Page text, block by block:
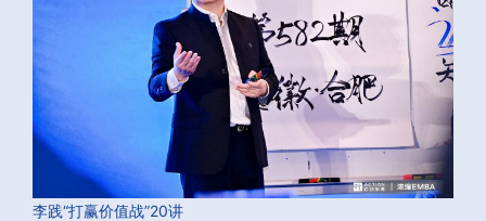
李践“打赢价值战”20讲